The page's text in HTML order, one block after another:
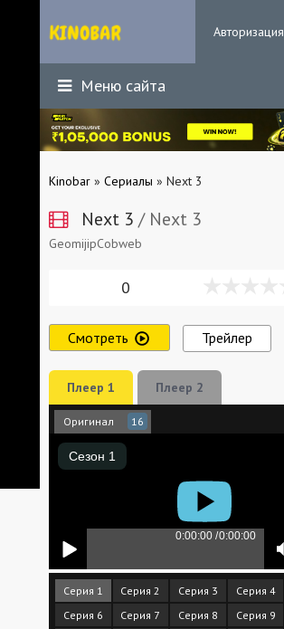
Авторизация
Меню сайта
Kinobar » Сериалы » Next 3
Next 3 / Next 3
GeomijipCobweb
0
Смотреть Трейлер
Плеер 1 Плеер 2
Оригинал 16
Серия 1 Серия 2 Серия 3 Серия 4
Серия 6
Серия 7 Серия 8 Серия 9